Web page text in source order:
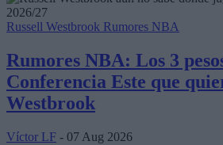
Russell Westbrook Rumores NBA
Rumores NBA: Los 3
Conferencia Este que
Westbrook
Víctor LF - 07 Aug 2026